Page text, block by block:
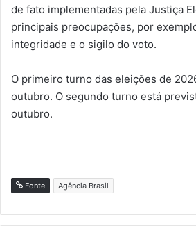
de fato implementadas pela Justiça
principais preocupações, por
integridade e o sigilo do voto.
O primeiro turno das eleições de
outubro. O segundo turno está
outubro.
Fonte Agência Brasil